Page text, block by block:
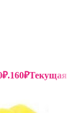
160₽Текущая